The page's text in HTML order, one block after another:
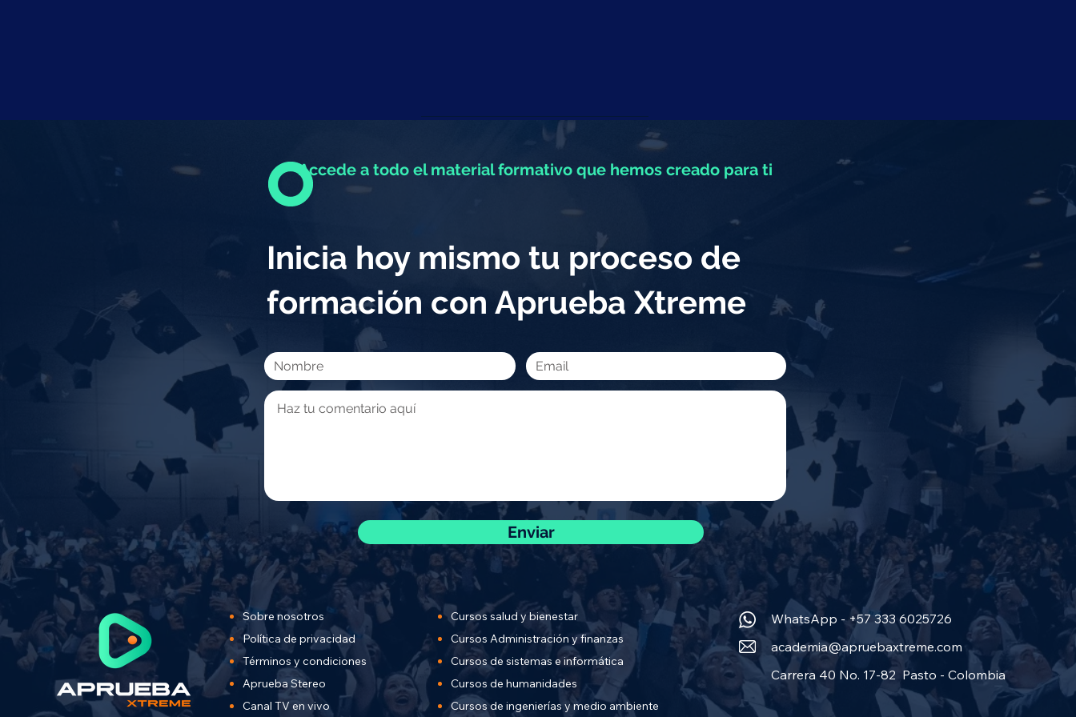
Accede a todo el material formativo que hemos creado para ti
Inicia hoy mismo tu proceso de
formación con Aprueba Xtreme
Enviar
Sobre nosotros
Política de privacidad
Términos y condiciones
Aprueba Stereo
Canal TV en vivo
Cursos salud y bienestar
Cursos Administración y finanzas
Cursos de sistemas e informática
Cursos de humanidades
Cursos de ingenierías ymedio ambiente
WhatsApp - +57 333 6025726
academia@apruebaxtreme.com
Carrera 40 No. 17-82 Pasto - Colombia